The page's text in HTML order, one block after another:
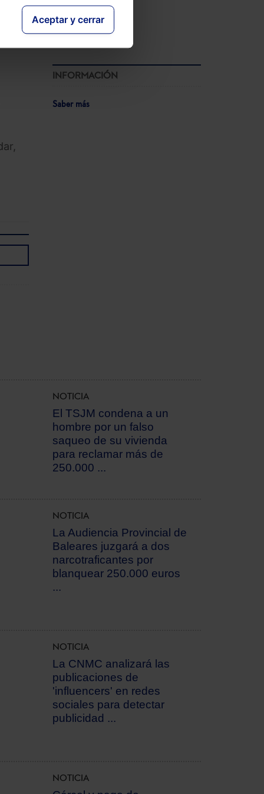
Aceptar y cerrar
12-05-2026
Ver agenda completa
INFORMACIÓN
Saber más
NOTICIA
El TSJM condena a un
hombre por un falso
saqueo de su vivienda
para reclamar más de
250.000 ...
NOTICIA
La Audiencia Provincial de
Baleares juzgará a dos
narcotraficantes por
blanquear 250.000 euros
...
NOTICIA
La CNMC analizará las
publicaciones de
'influencers' en redes
sociales para detectar
publicidad ...
NOTICIA